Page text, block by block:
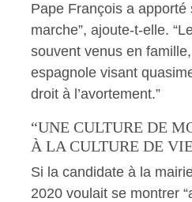
Pape François a
marche”, ajoute-t-elle.
souvent venus en
espagnole visant
droit à l’avortement.”
“UNE CULTURE DE
À LA CULTURE DE
Si la candidate à la
2020 voulait se montrer